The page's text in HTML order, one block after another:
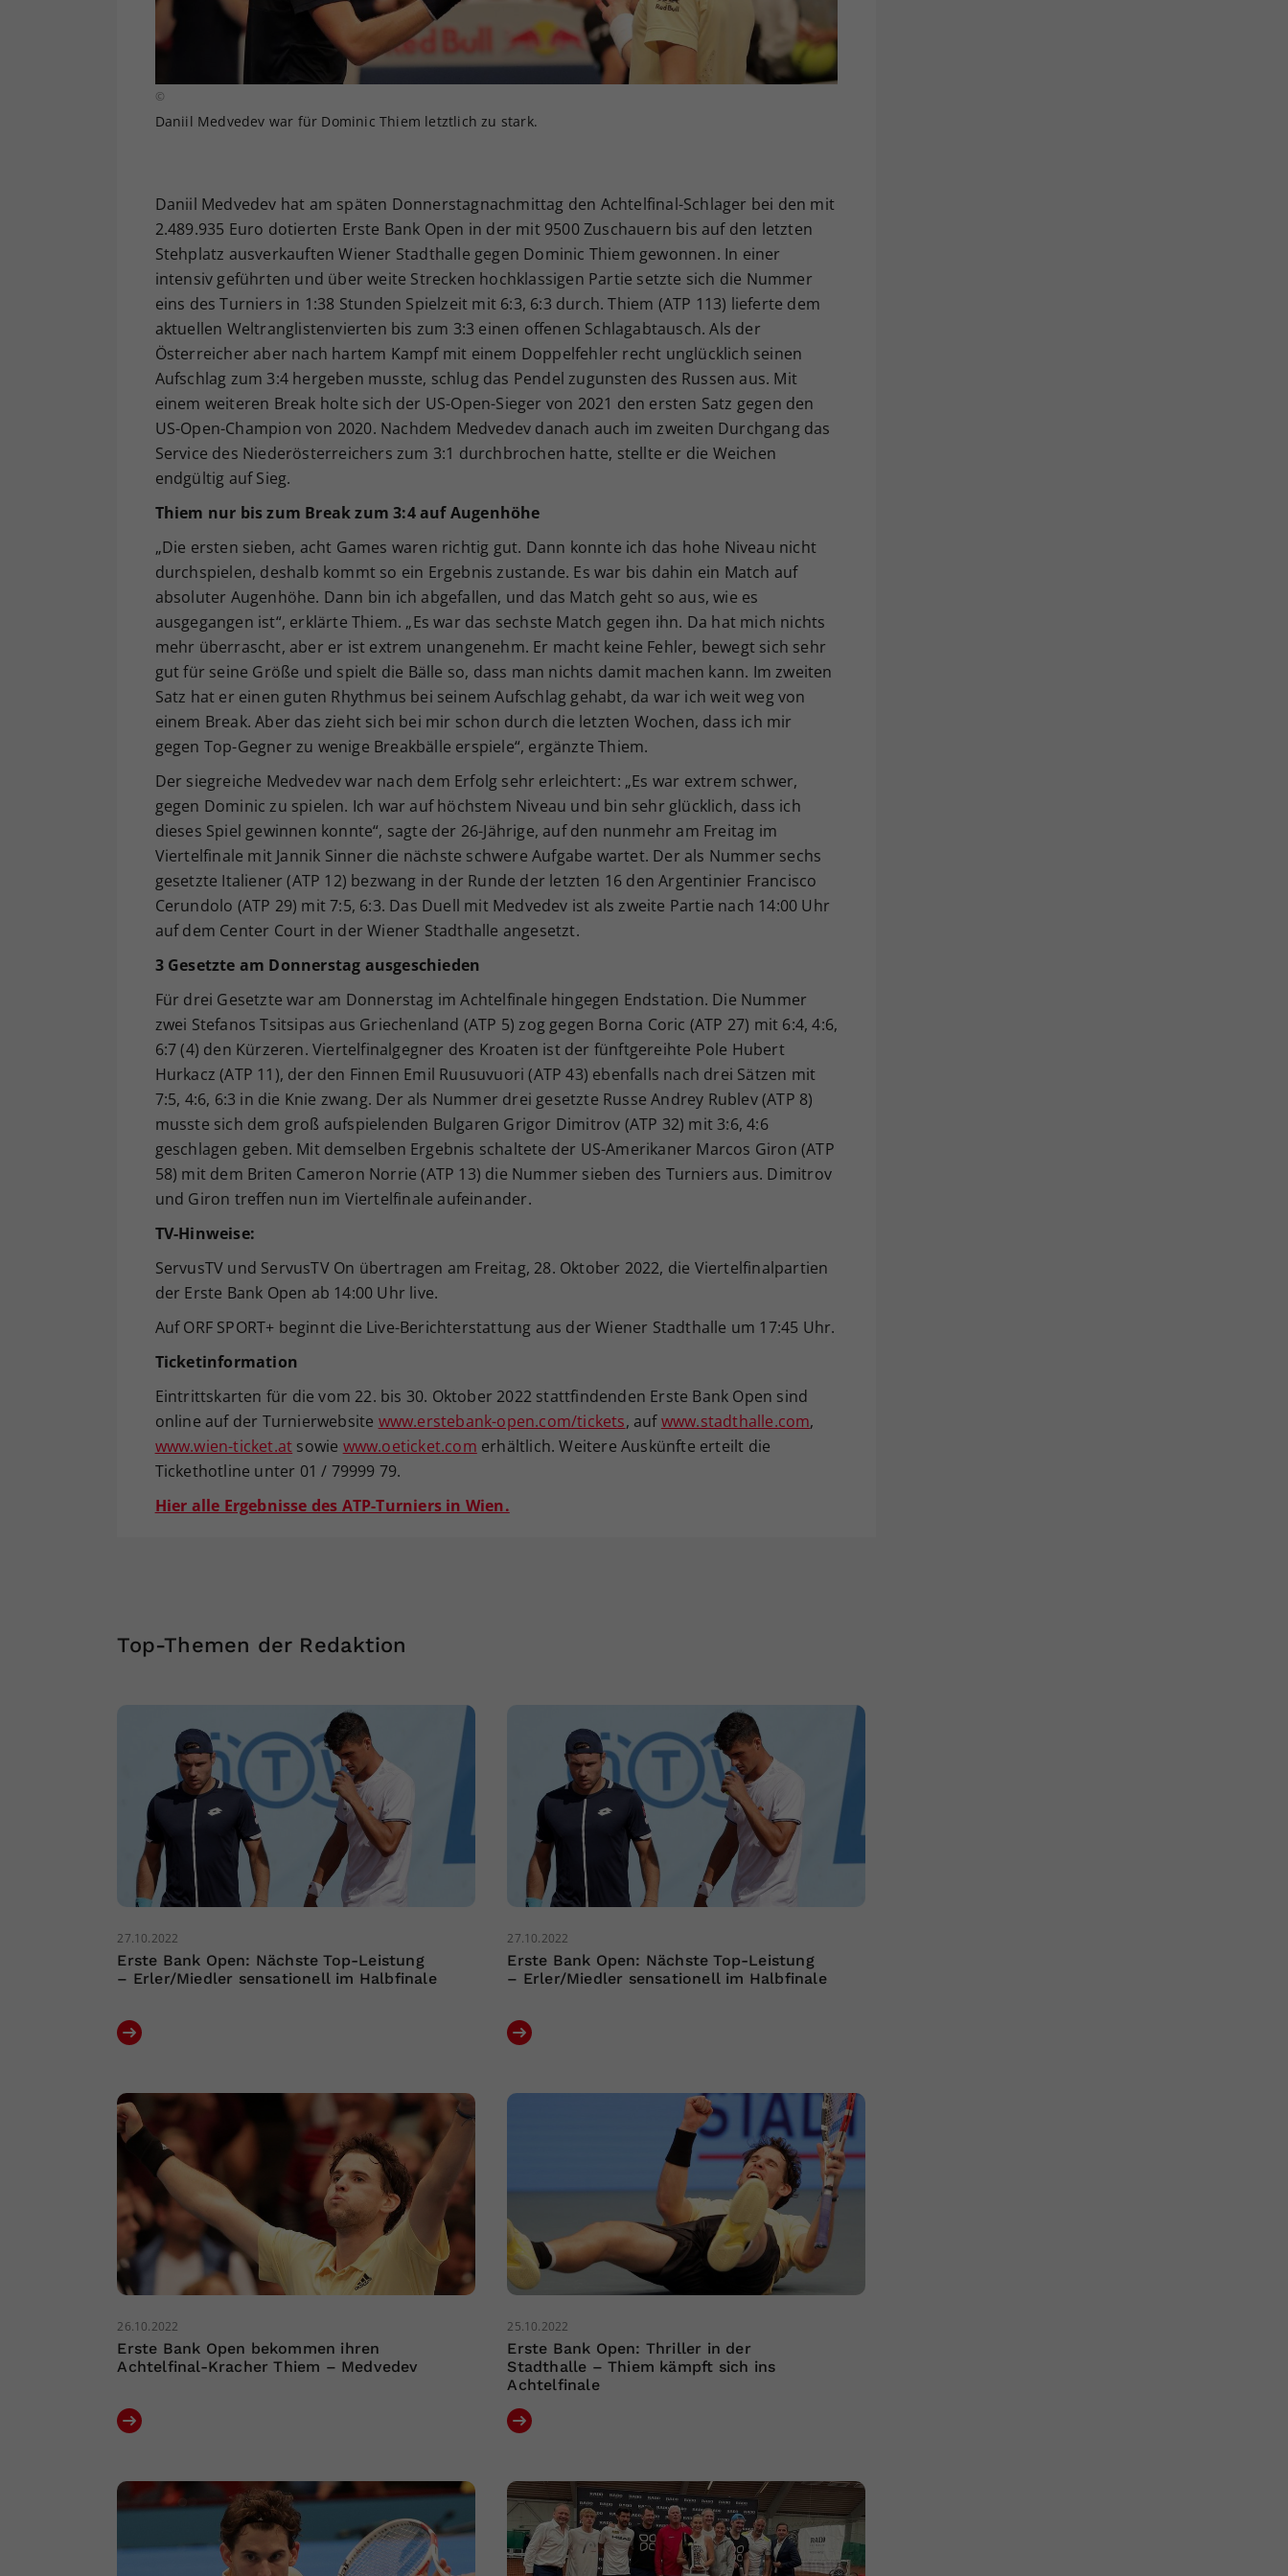
©
Daniil Medvedev war für Dominic Thiem letztlich zu stark.
Daniil Medvedev hat am späten Donnerstagnachmittag den Achtelfinal-Schlager bei den mit
2.489.935 Euro dotierten Erste Bank Open in der mit 9500 Zuschauern bis auf den letzten
Stehplatz ausverkauften Wiener Stadthalle gegen Dominic Thiem gewonnen. In einer
intensiv geführten und über weite Strecken hochklassigen Partie setzte sich die Nummer
eins des Turniers in 1:38 Stunden Spielzeit mit 6:3, 6:3 durch. Thiem (ATP 113) lieferte dem
aktuellen Weltranglistenvierten bis zum 3:3 einen offenen Schlagabtausch. Als der
Österreicher aber nach hartem Kampf mit einem Doppelfehler recht unglücklich seinen
Aufschlag zum 3:4 hergeben musste, schlug das Pendel zugunsten des Russen aus. Mit
einem weiteren Break holte sich der US-Open-Sieger von 2021 den ersten Satz gegen den
US-Open-Champion von 2020. Nachdem Medvedev danach auch im zweiten Durchgang das
Service des Niederösterreichers zum 3:1 durchbrochen hatte, stellte er die Weichen
endgültig auf Sieg.
Thiem nur bis zum Break zum 3:4 auf Augenhöhe
„Die ersten sieben, acht Games waren richtig gut. Dann konnte ich das hohe Niveau nicht
durchspielen, deshalb kommt so ein Ergebnis zustande. Es war bis dahin ein Match auf
absoluter Augenhöhe. Dann bin ich abgefallen, und das Match geht so aus, wie es
ausgegangen ist“, erklärte Thiem. „Es war das sechste Match gegen ihn. Da hat mich nichts
mehr überrascht, aber er ist extrem unangenehm. Er macht keine Fehler, bewegt sich sehr
gut für seine Größe und spielt die Bälle so, dass man nichts damit machen kann. Im zweiten
Satz hat er einen guten Rhythmus bei seinem Aufschlag gehabt, da war ich weit weg von
einem Break. Aber das zieht sich bei mir schon durch die letzten Wochen, dass ich mir
gegen Top-Gegner zu wenige Breakbälle erspiele“, ergänzte Thiem.
Der siegreiche Medvedev war nach dem Erfolg sehr erleichtert: „Es war extrem schwer,
gegen Dominic zu spielen. Ich war auf höchstem Niveau und bin sehr glücklich, dass ich
dieses Spiel gewinnen konnte“, sagte der 26-Jährige, auf den nunmehr am Freitag im
Viertelfinale mit Jannik Sinner die nächste schwere Aufgabe wartet. Der als Nummer sechs
gesetzte Italiener (ATP 12) bezwang in der Runde der letzten 16 den Argentinier Francisco
Cerundolo (ATP 29) mit 7:5, 6:3. Das Duell mit Medvedev ist als zweite Partie nach 14:00 Uhr
auf dem Center Court in der Wiener Stadthalle angesetzt.
3 Gesetzte am Donnerstag ausgeschieden
Für drei Gesetzte war am Donnerstag im Achtelfinale hingegen Endstation. Die Nummer
zwei Stefanos Tsitsipas aus Griechenland (ATP 5) zog gegen Borna Coric (ATP 27) mit 6:4, 4:6,
6:7 (4) den Kürzeren. Viertelfinalgegner des Kroaten ist der fünftgereihte Pole Hubert
Hurkacz (ATP 11), der den Finnen Emil Ruusuvuori (ATP 43) ebenfalls nach drei Sätzen mit
7:5, 4:6, 6:3 in die Knie zwang. Der als Nummer drei gesetzte Russe Andrey Rublev (ATP 8)
musste sich dem groß aufspielenden Bulgaren Grigor Dimitrov (ATP 32) mit 3:6, 4:6
geschlagen geben. Mit demselben Ergebnis schaltete der US-Amerikaner Marcos Giron (ATP
58) mit dem Briten Cameron Norrie (ATP 13) die Nummer sieben des Turniers aus. Dimitrov
und Giron treffen nun im Viertelfinale aufeinander.
TV-Hinweise:
ServusTV und ServusTV On übertragen am Freitag, 28. Oktober 2022, die Viertelfinalpartien
der Erste Bank Open ab 14:00 Uhr live.
Auf ORF SPORT+ beginnt die Live-Berichterstattung aus der Wiener Stadthalle um 17:45 Uhr.
Ticketinformation
Eintrittskarten für die vom 22. bis 30. Oktober 2022 stattfindenden Erste Bank Open sind
online auf der Turnierwebsite www.erstebank-open.com/tickets, aufwww.stadthalle.com,
www.wien-ticket.at sowie www.oeticket.com erhältlich. Weitere Auskünfte erteilt die
Tickethotline unter 01 / 79999 79.
Hier alle Ergebnisse des ATP-Turniers in Wien.
Top-Themen der Redaktion
27.10.2022
Erste Bank Open: Nächste Top-Leistung
– Erler/Miedler sensationell im Halbfinale
27.10.2022
Erste Bank Open: Nächste Top-Leistung
– Erler/Miedler sensationell im Halbfinale
26.10.2022
Erste Bank Open bekommen ihren
Achtelfinal-Kracher Thiem – Medvedev
25.10.2022
Erste Bank Open: Thriller in der
Stadthalle – Thiem kämpft sich ins
Achtelfinale
Ihrer vorgenommen Einstellungen, falls der
Webseiten-Betreiber dies eingestellt hat.